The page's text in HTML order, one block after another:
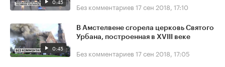
Без комментариев 17 сен 2018, 17:10
0:45
В Амстелвене сгорела церковь Святого
Урбана, построенная в XVIII веке
Без комментариев 17 сен 2018, 17:05